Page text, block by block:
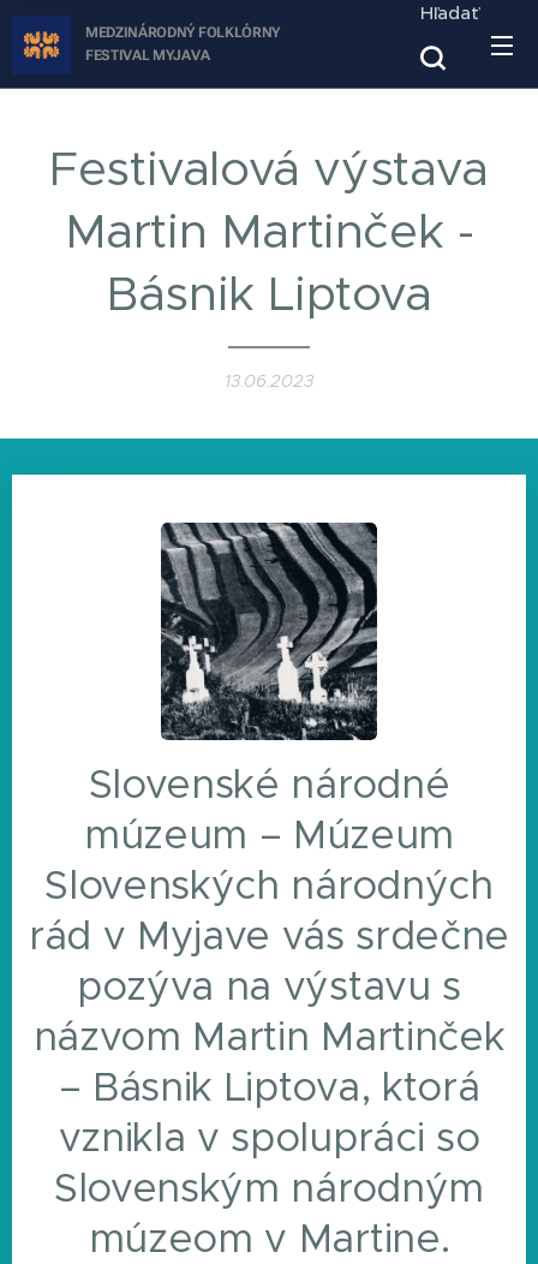
MEDZINÁRODNÝ FOLKLÓRNY
FESTIVAL MYJAVA
Hľadať
Festivalová výstava
Martin Martinček -
Básnik Liptova
13.06.2023
Slovenské národné
múzeum – Múzeum
Slovenských národných
rád v Myjave vás srdečne
pozýva na výstavu s
názvom Martin Martinček
– Básnik Liptova, ktorá
vznikla v spolupráci so
Slovenským národným
múzeom v Martine.